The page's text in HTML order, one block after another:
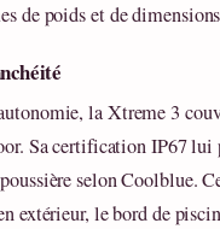
de poids et de
la Xtreme 3
Sa certification IP67 lui
selon Coolblue.
extérieur, le bord de